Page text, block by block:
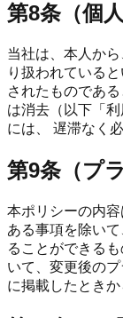
第8条（個
当社は、本人か
り扱われている
されたものであ
は消去（以下「
には、 遅滞なく
第9条（プ
本ポリシーの内
ある事項を除い
ることができる
いて、変更後の
に掲載したとき